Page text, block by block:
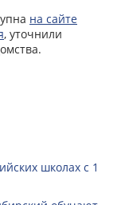
на сайте
, уточнили
школах с 1